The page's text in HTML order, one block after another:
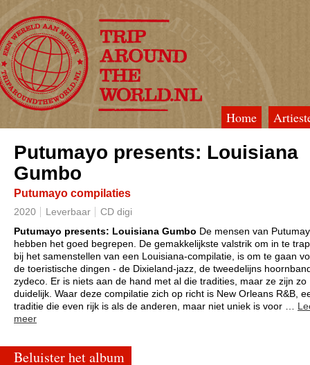
Home
Putumayo presents: Louisiana
Gumbo
Putumayo compilaties
2020 Leverbaar
CD digi
Putumayo presents: Louisiana Gumbo De mensen van
hebben het goed begrepen. De gemakkelijkste valstrik om in te
bij het samenstellen van een Louisiana-compilatie, is om te gaan
de toeristische dingen - de Dixieland-jazz, de tweedelijns
zydeco. Er is niets aan de hand met al die tradities, maar ze zijn zo
duidelijk. Waar deze compilatie zich op richt is New Orleans R&B,
traditie die even rijk is als de anderen, maar niet uniek is voor …
meer
Beluister het album